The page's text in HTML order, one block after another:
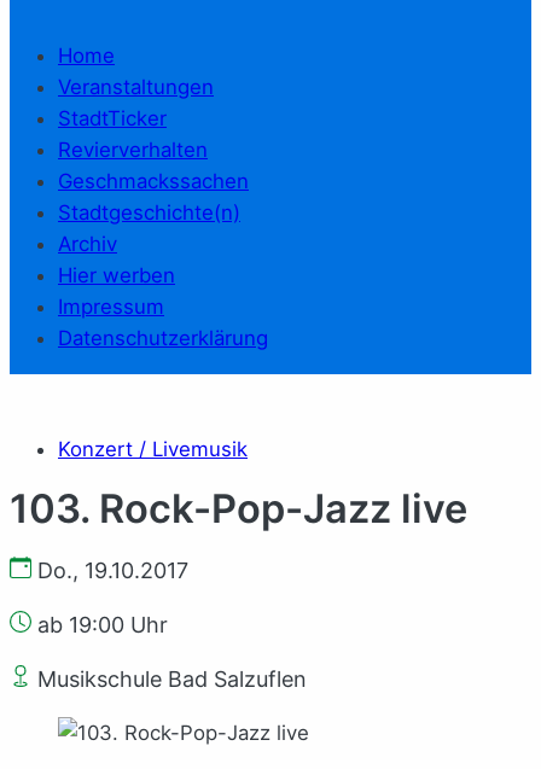
Home
Veranstaltungen
StadtTicker
Revierverhalten
Geschmackssachen
Stadtgeschichte(n)
Archiv
Hier werben
Impressum
Datenschutzerklärung
Konzert / Livemusik
103. Rock-Pop-Jazz live
Do., 19.10.2017
ab 19:00 Uhr
Musikschule Bad Salzuflen